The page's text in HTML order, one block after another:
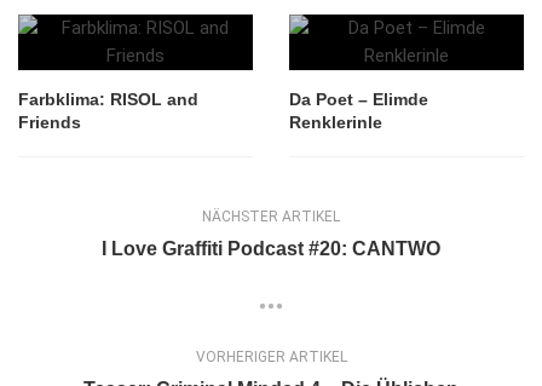
Farbklima: RISOL and
Friends
Da Poet – Elimde
Renklerinle
NÄCHSTER ARTIKEL
I Love Graffiti Podcast #20: CANTWO
VORHERIGER ARTIKEL